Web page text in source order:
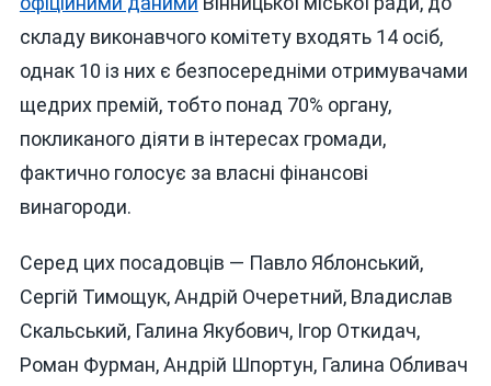
складу виконавчого комітету входять 14 осіб,
однак 10 із них є безпосередніми отримувачами
щедрих премій, тобто понад 70% органу,
покликаного діяти в інтересах громади,
фактично голосує за власні фінансові
винагороди.
Серед цих посадовців — Павло Яблонський,
Сергій Тимощук, Андрій Очеретний, Владислав
Скальський, Галина Якубович, Ігор Откидач,
Роман Фурман, Андрій Шпортун, Галина Обливач